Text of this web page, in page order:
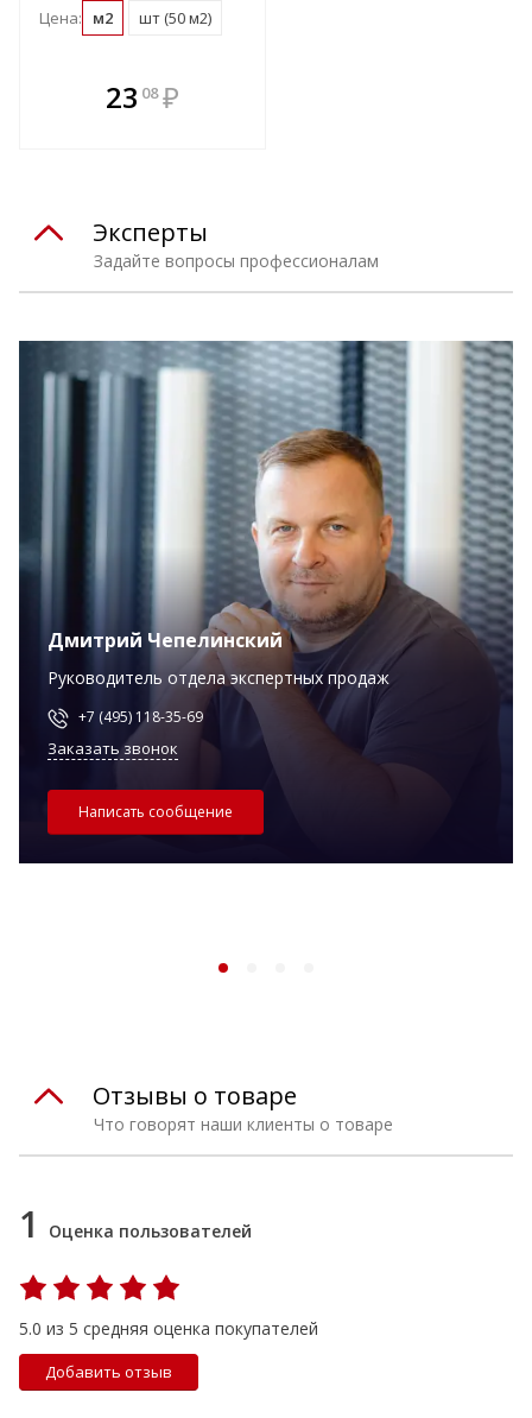
Цена: м2 шт (50 м2)
23 08 ₽
Задайте вопросы профессионалам
Эксперты
Дмитрий Чепелинский
Руководитель отдела экспертных продаж
+7 (495) 118-35-69
Заказать звонок
Написать сообщение
Что говорят наши клиенты о товаре
Отзывы о товаре
1 Оценка пользователей
5.0 из 5 средняя оценка покупателей
Добавить отзыв